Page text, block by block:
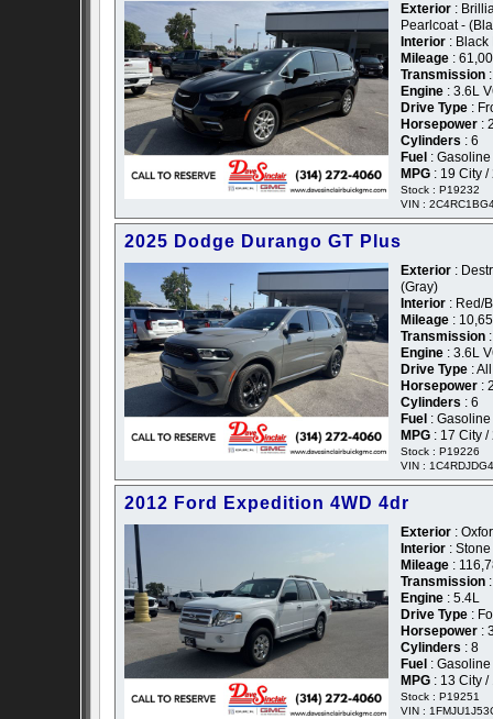
Exterior :
Pearlcoat -
Interior : Black
Mileage :
Transmission
Engine : 3.6L
Drive Type :
Horsepower :
Cylinders : 6
Fuel : Gasoline
MPG : 19 City /
Stock : P19232
VIN :
2025 Dodge Durango GT Plus
Exterior :
(Gray)
Interior : Red/
Mileage :
Transmission
Engine : 3.6L
Drive Type :
Horsepower :
Cylinders : 6
Fuel : Gasoline
MPG : 17 City /
Stock : P19226
VIN :
2012 Ford Expedition 4WD 4dr
Exterior :
Interior :
Mileage :
Transmission
Engine : 5.4L
Drive Type :
Horsepower :
Cylinders : 8
Fuel : Gasoline
MPG : 13 City /
Stock : P19251
VIN :